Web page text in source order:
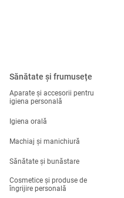
Sănătate și frumusețe
Aparate și accesorii pentru
igiena personală
Igiena orală
Machiaj și manichiură
Sănătate și bunăstare
Cosmetice și produse de
îngrijire personală